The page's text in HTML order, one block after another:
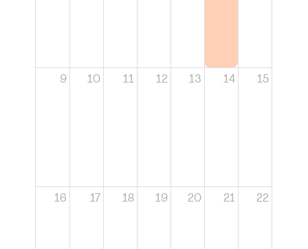
9 10 11 12 13 14 15
16 17 18 19 20 21 22